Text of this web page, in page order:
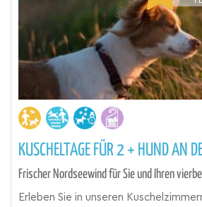
KUSCHELTAGE FÜR 2 + HUND AN
Frischer Nordseewind für Sie und Ihren
Erleben Sie in unseren